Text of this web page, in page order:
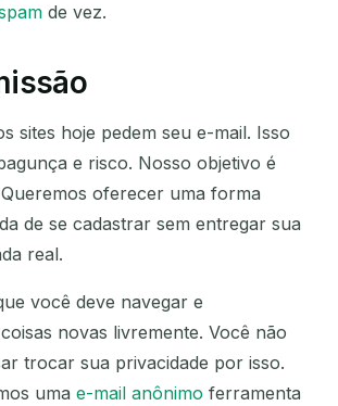
de vez.
sites hoje pedem seu e-mail. Isso
e risco. Nosso objetivo é
oferecer uma forma
de se cadastrar sem entregar sua
real.
você deve navegar e
novas livremente. Você não
trocar sua privacidade por isso.
uma e-mail anônimo ferramenta